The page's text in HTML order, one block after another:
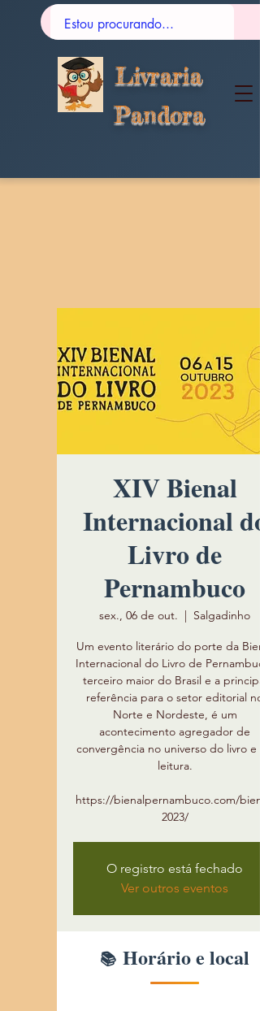
Livraria
Pandora
XIV Bienal
Internacional do
Livro de
Pernambuco
sex., 06 de out.
  |
Salgadinho
Um evento literário do porte da
Internacional do Livro de
terceiro maior do Brasil e a principal
referência para o setor editorial no
Norte e Nordeste, é um
acontecimento agregador de
convergência no universo do livro e
leitura.
https://bienalpernambuco.com/
2023/
O registro está fechado
Ver outros eventos
Horário e local